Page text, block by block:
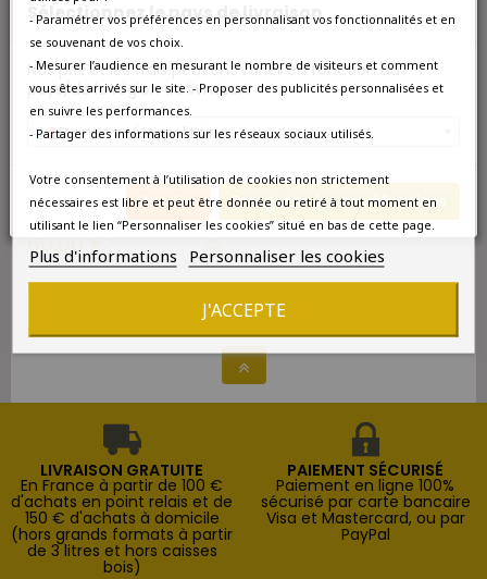
Sélectionnez le pays de livraison
Nos prix et les frais peuvent varier en fonction du
pays/de la région de livraison.
France métropolitaine
Annuler Enregistrer les modifications
DISPONIBLE EN
CARTONS DE 6 OU 12
Novaia Corte Vaona
Amarone della Valpolicella
DOCG Classico Vénétie
Italie Rouge 2016
60,00 €
Affichage 1-3 de 3 article(s)
LIVRAISON GRATUITE
En France à partir de 100 €
d'achats en point relais et de
150 € d'achats à domicile
(hors grands formats à partir
de 3 litres et hors caisses
bois)
PAIEMENT SÉCURISÉ
Paiement en ligne 100%
sécurisé par carte bancaire
Visa et Mastercard, ou par
PayPal
- Paramétrer vos préférences en personnalisant vos fonctionnalités et en
se souvenant de vos choix.
- Mesurer l’audience en mesurant le nombre de visiteurs et comment
vous êtes arrivés sur le site. - Proposer des publicités personnalisées et
en suivre les performances.
- Partager des informations sur les réseaux sociaux utilisés.
Votre consentement à l’utilisation de cookies non strictement
nécessaires est libre et peut être donnée ou retiré à tout moment en
utilisant le lien “Personnaliser les cookies” situé en bas de cette page.
Plus d'informations Personnaliser les cookies
J'ACCEPTE